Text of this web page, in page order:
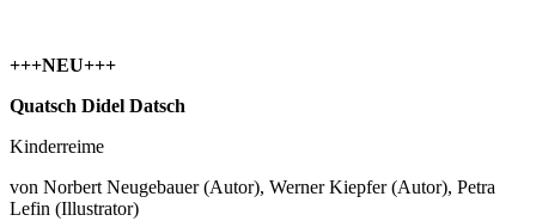
+++NEU+++
Quatsch Didel Datsch
Kinderreime
von Norbert Neugebauer(Autor), Werner Kiepfer(Autor), Petra
Lefin (Illustrator)